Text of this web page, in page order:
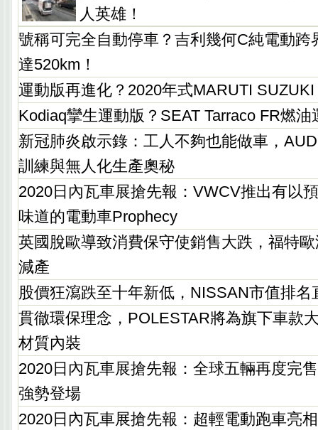
人英雄！
號稱可完全自動停車？吉利幾何C純電動跨
達520km！
運動版再進化？2020年式MARUTI
Kodiaq攣生運動版？SEAT Tarraco FR燃
新冠肺炎啟示錄：工人不夠也能做車，
訓練與無人化生產奧秘
2020日內瓦車展搶先報：VWCV推出有以
味道的電動車Prophecy
英國脫歐導致消費保守使銷售大跌，福特
減產
股價狂瀉跌至十年新低，NISSAN市值排名
貫徹環保理念，POLESTAR將為旗下車款
材質內裝
2020日內瓦車展搶先報：全球五輛再度完
強勢登場
2020日內瓦車展搶先報：超輕電動跑車亮